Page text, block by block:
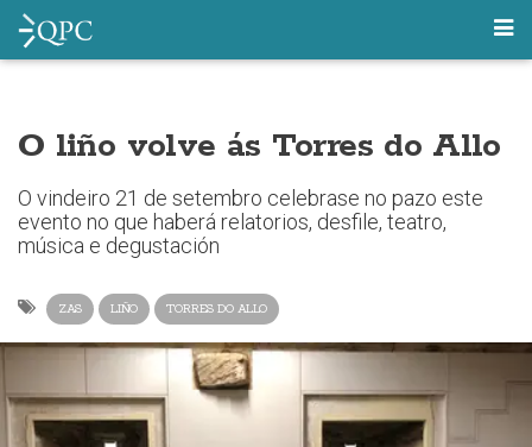
O liño volve ás Torres do Allo
O vindeiro 21 de setembro celebrase no pazo este
evento no que haberá relatorios, desfile, teatro,
música e degustación
ZAS LIÑO TORRES DO ALLO